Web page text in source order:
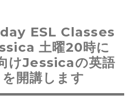
ESL Classes
土曜20時に
けJessicaの英語
開講します